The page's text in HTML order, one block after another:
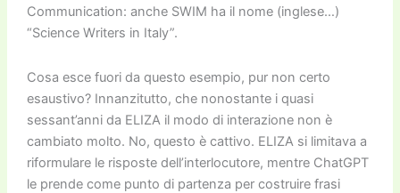
Communication: anche SWIM ha il nome (inglese…)
“Science Writers in Italy”.
Cosa esce fuori da questo esempio, pur non certo
esaustivo? Innanzitutto, che nonostante i quasi
sessant’anni da ELIZA il modo di interazione non è
cambiato molto. No, questo è cattivo. ELIZA si limitava a
riformulare le risposte dell’interlocutore, mentre ChatGPT
le prende come punto di partenza per costruire frasi